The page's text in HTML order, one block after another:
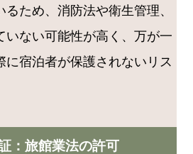
ため、消防法や衛生管理、
いない可能性が高く、万が一
に宿泊者が保護されないリス
：旅館業法の許可